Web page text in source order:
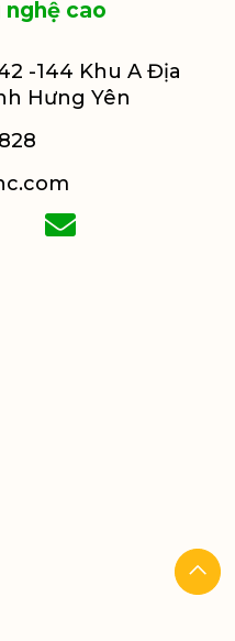
nghệ cao
-144 Khu A Địa
Hưng Yên